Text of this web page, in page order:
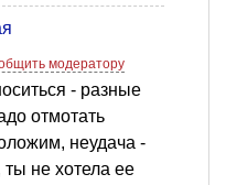
модератору
- разные
отмотать
неудача -
не хотела ее